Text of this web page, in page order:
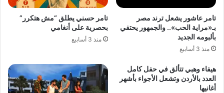
تامر عاشور يشعل ترند مصر
بـ«مراية الحب».. والجمهور يحتفي
بألبومه الجديد
منذ 3 أسابيع
تامر حسني يطلق “مش هتكرر”
بحصرية على أنغامي
منذ 3 أسابيع
هيفاء وهبي تتألق في حفل كامل
العدد بالأردن وتشعل الأجواء بأشهر
أغانيها